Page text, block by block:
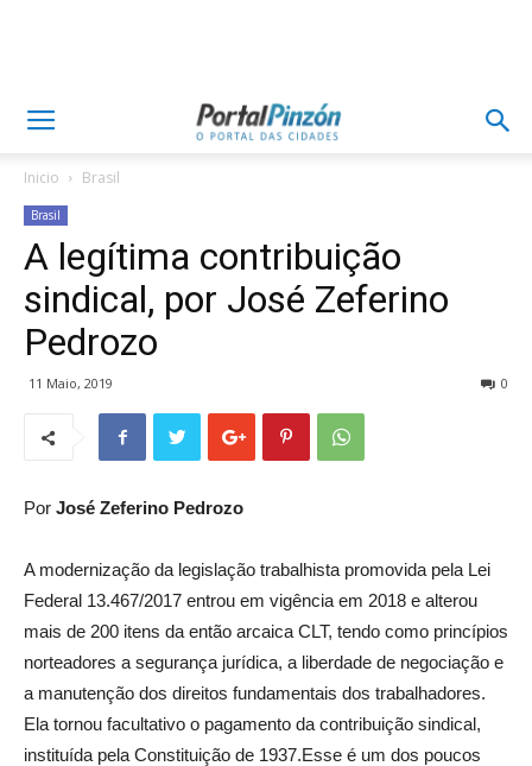
Inicio Brasil
Brasil
A legítima contribuição
sindical, por José Zeferino
Pedrozo
11 Maio, 2019 0
Por José Zeferino Pedrozo
A modernização da legislação trabalhista promovida pela Lei
Federal 13.467/2017 entrou em vigência em 2018 e alterou
mais de 200 itens da então arcaica CLT, tendo como princípios
norteadores a segurança jurídica, a liberdade de negociação e
a manutenção dos direitos fundamentais dos trabalhadores.
Ela tornou facultativo o pagamento da contribuição sindical,
instituída pela Constituição de 1937.Esse é um dos poucos